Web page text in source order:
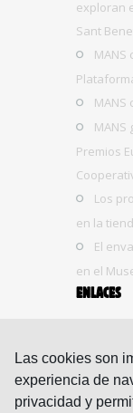
Las cookies son
experiencia de
privacidad y
exploran
Sant
MANS
MANS
Premios
Los
en la
El
en el
ENLACES